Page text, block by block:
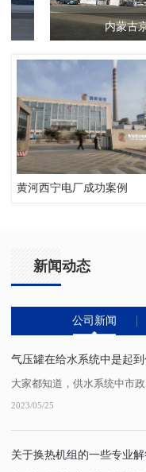
清水川电厂
黄河西宁电厂成功案例
新闻动态
公司新闻
气压罐在给水系统中是起
2023/05/25
关于换热机组的一些专业